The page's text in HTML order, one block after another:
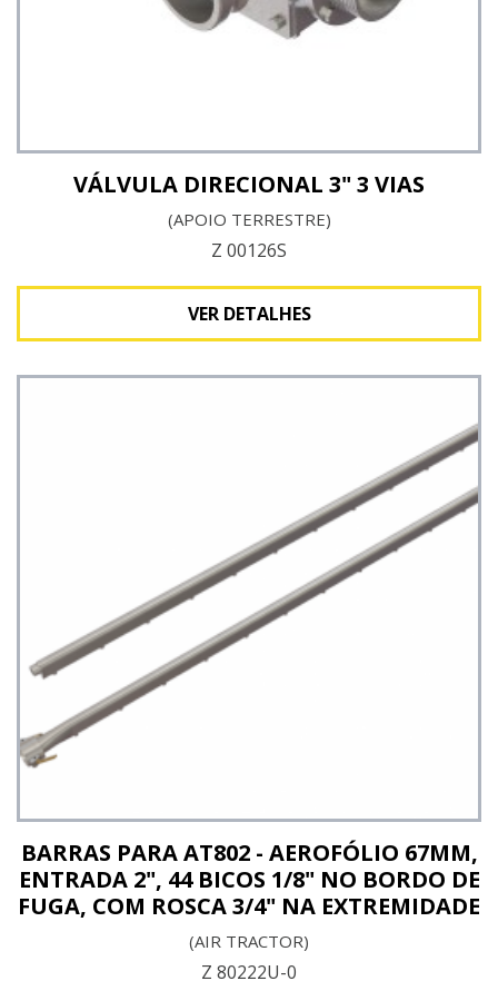
Ver detalhes
VÁLVULA DIRECIONAL 3" 3 VIAS
(APOIO TERRESTRE)
Z 00126S
VER DETALHES
BARRAS PARA AT802 - AEROFÓLIO 67MM,
ENTRADA 2", 44 BICOS 1/8" NO BORDO DE
FUGA, COM ROSCA 3/4" NA EXTREMIDADE
(AIR TRACTOR)
Z 80222U-0